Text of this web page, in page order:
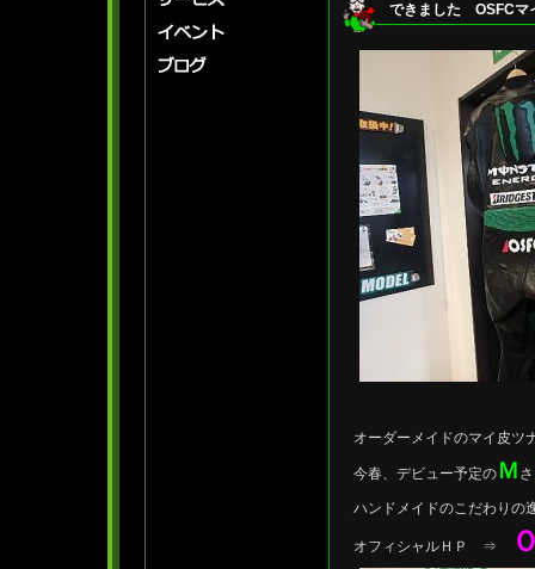
できました OSFCマ
オーダーメイドのマイ皮ツ
今春、デビュー予定の Ｍ
ハンドメイドのこだわりの
オフィシャルＨＰ ⇒